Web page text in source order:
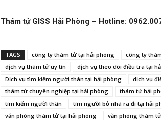
thám
tử
giss,
Thám tử GISS Hải Phòng – Hotline:
TAGS công ty thám tử tại hải phòng công ty
dịch vụ thám tử uy tín
dịch vụ theo dõi điều tra tại
Dịch vụ tìm kiếm người thân tại hải phòng
dịch vụ
thám tử chuyên nghiệp tại hải phòng
thám tử hải
tìm kiếm người thân
tìm người bỏ nhà ra đi tại hải
văn phòng thám tử tại hải phòng
văn phòng thám